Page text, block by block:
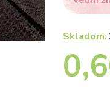
Skladom: